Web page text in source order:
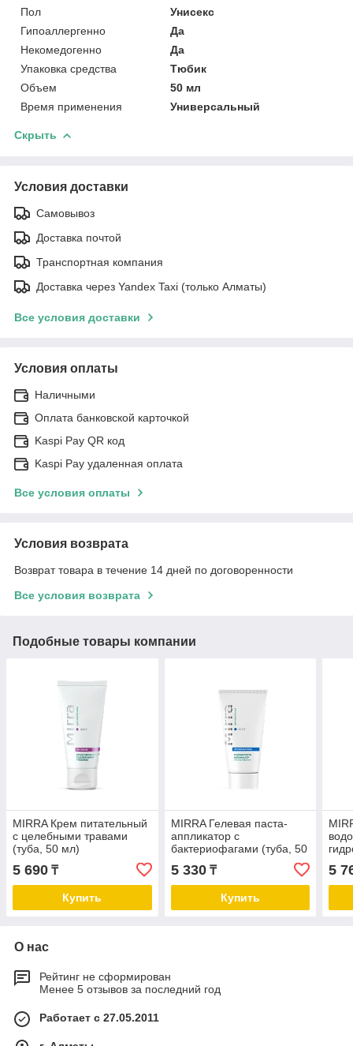
Пол
Унисекс
Гипоаллергенно
Да
Некомедогенно
Да
Упаковка средства
Тюбик
Объем
50 мл
Время применения
Универсальный
Скрыть
Условия доставки
Самовывоз
Доставка почтой
Транспортная компания
Доставка через Yandex Taxi (только Алматы)
Все условия доставки
Условия оплаты
Наличными
Оплата банковской карточкой
Kaspi Pay QR код
Kaspi Pay удаленная оплата
Все условия оплаты
Условия возврата
Возврат товара в течение 14 дней по договоренности
Все условия возврата
Подобные товары компании
MIRRA Крем питательный
с целебными травами
(туба, 50 мл)
5 690 ₸
Купить
MIRRA Гелевая паста-
аппликатор с
бактериофагами (туба, 50
5 330₸
Купить
5
О нас
Рейтинг не сформирован
Менее 5 отзывов за последний год
Работает с 27.05.2011